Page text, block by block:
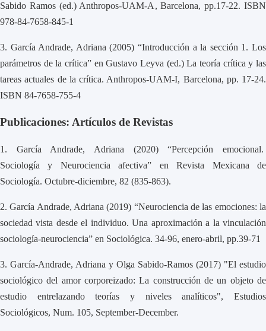
Sabido Ramos (ed.) Anthropos-UAM-A, Barcelona, pp.17-22. ISBN
978-84-7658-845-1
3. García Andrade, Adriana (2005) “Introducción a la sección 1. Los
parámetros de la crítica” en Gustavo Leyva (ed.) La teoría crítica y las
tareas actuales de la crítica. Anthropos-UAM-I, Barcelona, pp. 17-24.
ISBN 84-7658-755-4
Publicaciones: Artículos de Revistas
1.
García Andrade, Adriana (2020) “Percepción emocional.
Sociología y Neurociencia afectiva” en Revista Mexicana de
Sociología. Octubre-diciembre, 82 (835-863).
2. García Andrade, Adriana (2019) “Neurociencia de las emociones: la
sociedad vista desde el individuo. Una aproximación a la vinculación
sociología-neurociencia” en Sociológica. 34-96, enero-abril, pp.39-71
3. García-Andrade, Adriana y Olga Sabido-Ramos (2017) "El estudio
sociológico del amor corporeizado: La construcción de un objeto de
estudio entrelazando teorías y niveles analíticos", Estudios
Sociológicos, Num. 105, September-December.